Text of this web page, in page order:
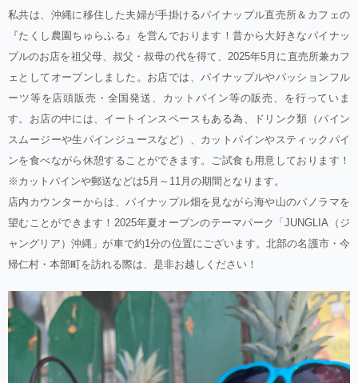
私共は、沖縄に移住した夫婦が手掛けるパイナップル直売所＆カフェの
『たくし農園ちゅらふる』を営んでおります！昔から大好きなパイナッ
プルのお店を祖父母、叔父・叔母の代を得て、2025年5月に直売所兼カフ
ェとしてオープンしました。お店では、パイナップルやパッションフル
ーツ等を店頭販売・全国発送、カットパイン等の販売、を行っていま
す。お店の中には、イートインスペースもある為、ドリンク類（パイン
スムージーや生パインジュースなど）、カットパインやスティックパイ
ンを食べながら休憩することができます。ご試食も用意しております！
※カットパインや郵送などは5月～11月の期間となります。
店内カウンターからは、パイナップル畑を見ながら海や山のパノラマを
望むことができます！2025年夏オープンのテーマパーク「JUNGLIA（ジ
ャングリア）沖縄」が車で約1分の位置にございます。北部の名護市・今
帰仁村・本部町を訪れる際は、是非お越しください！